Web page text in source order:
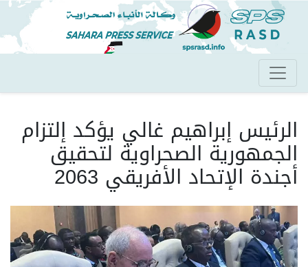
تجاوز
إلى
المحتوى
الرئيسي
الرئيس إبراهيم غالي يؤكد إلتزام
الجمهورية الصحراوية لتحقيق
أجندة الإتحاد الأفريقي 2063